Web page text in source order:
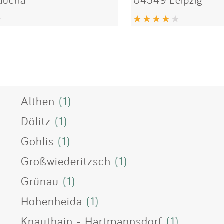
Althen (1)
Dölitz (1)
Gohlis (1)
Großwiederitzsch (1)
Grünau (1)
Hohenheida (1)
Knauthain - Hartmannsdorf (1)